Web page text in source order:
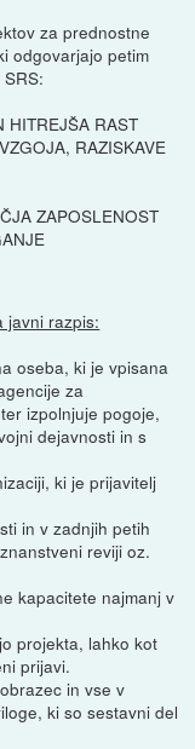
za prednostne
odgovarjajo petim
HITREJŠA RAST
RAZISKAVE
ZAPOSLENOST
javni razpis:
oseba, ki je vpisana
za
izpolnjuje pogoje,
dejavnosti in s
ki je prijavitelj
in v zadnjih petih
reviji oz.
kapacitete najmanj v
projekta, lahko kot
prijavi.
in vse v
ki so sestavni del